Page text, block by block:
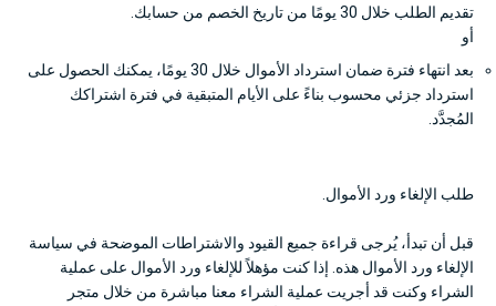
تقديم الطلب خلال 30 يومًا من تاريخ الخصم من حسابك.
أو
بعد انتهاء فترة ضمان استرداد الأموال خلال 30 يومًا، يمكنك الحصول على
استرداد جزئي محسوب بناءً على الأيام المتبقية في فترة اشتراكك
المُجدَّد.
طلب الإلغاء ورد الأموال.
قبل أن تبدأ، يُرجى قراءة جميع القيود والاشتراطات الموضحة في سياسة
الإلغاء ورد الأموال هذه. إذا كنت مؤهلاً للإلغاء ورد الأموال على عملية
الشراء وكنت قد أجريت عملية الشراء معنا مباشرة من خلال متجر